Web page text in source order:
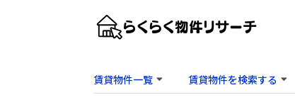
賃貸物件一覧 賃貸物件を検索する